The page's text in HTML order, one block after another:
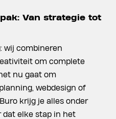
Van strategie tot
wij combineren
om complete
nu gaat om
webdesign of
krijg je alles onder
dat elke stap in het